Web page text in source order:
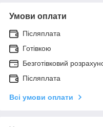
Умови оплати
Післяплата
Готівкою
Безготівковий
Післяплата
Всі умови оплати